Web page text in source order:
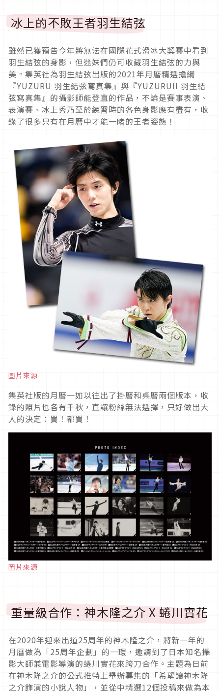
冰上的不敗王者羽生結弦
雖然已獲預告今年將無法在國際花式滑冰大獎賽中看到
羽生結弦的身影，但迷妹們仍可收藏羽生結弦的力與
美。集英社為羽生結弦出版的2021年月曆精選擔綱
『YUZURU 羽生結弦寫真集』與『YUZURUII 羽生結
弦寫真集』的攝影師能登直的作品，不論是賽事表演、
表演賽、冰上秀乃至於練習時的各色身影應有盡有，收
錄了很多只有在月曆中才能一睹的王者姿態！
圖片來源
集英社版的月曆一如以往出了掛曆和桌曆兩個版本，收
錄的照片也各有千秋，直讓粉絲無法選擇，只好做出大
人的決定：買！都買！
圖片來源
重量級合作：神木隆之介 X 蜷川實花
在2020年迎來出道25周年的神木隆之介，將新一年的
月曆做為「25周年企劃」的一環，邀請到了日本知名攝
影大師兼電影導演的蜷川實花來跨刀合作。主題為日前
在神木隆之介的公式推特上舉辦募集的「希望讓神木隆
之介飾演的小說人物」，並從中精選12個投稿來做為本